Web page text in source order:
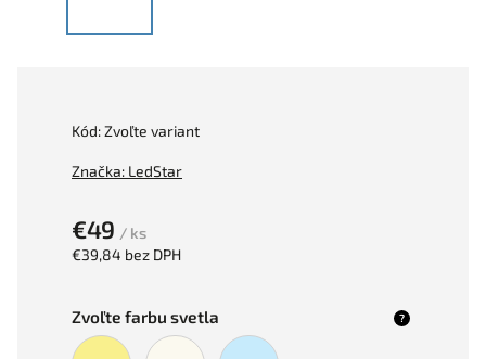
Kód:Zvoľte variant
Značka: LedStar
€49 / ks
€39,84 bez DPH
Zvoľte farbu svetla ?